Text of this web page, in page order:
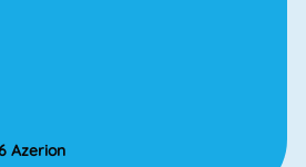
Azerion